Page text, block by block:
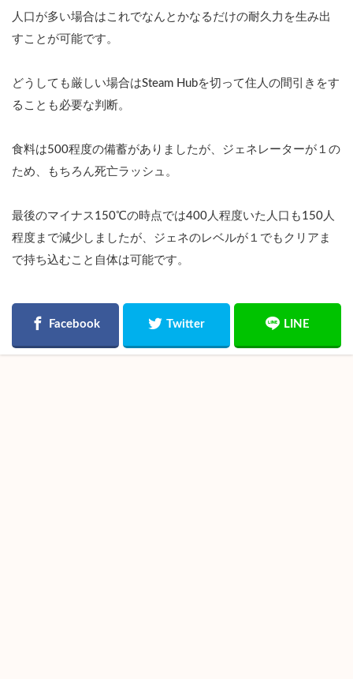
人口が多い場合はこれでなんとかなるだけの耐久力を生み出
すことが可能です。
どうしても厳しい場合はSteam Hubを切って住人の間引きをす
ることも必要な判断。
食料は500程度の備蓄がありましたが、ジェネレーターが１の
ため、もちろん死亡ラッシュ。
最後のマイナス150℃の時点では400人程度いた人口も150人
程度まで減少しましたが、ジェネのレベルが１でもクリアま
で持ち込むこと自体は可能です。